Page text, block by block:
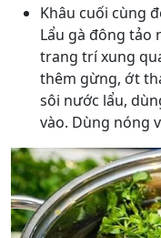
Khâu cuối cùng
Lẩu gà đông tảo
trang trí xung
thêm gừng, ớt
sôi nước lẩu,
vào. Dùng nóng